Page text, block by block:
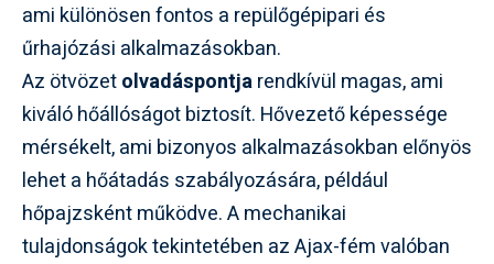
ami különösen fontos a repülőgépipari és
űrhajózási alkalmazásokban.
Az ötvözetolvadáspontjarendkívül magas, ami
kiváló hőállóságot biztosít. Hővezető képessége
mérsékelt, ami bizonyos alkalmazásokban előnyös
lehet a hőátadás szabályozására, például
hőpajzsként működve. A mechanikai
tulajdonságok tekintetében az Ajax-fém valóban